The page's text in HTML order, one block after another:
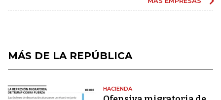
MÁS DE LA REPÚBLICA
HACIENDA